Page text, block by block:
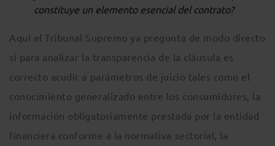
constituye un elemento esencial del contrato?
Aquí el Tribunal Supremo ya pregunta de modo directo
si para analizar la transparencia de la cláusula es
correcto acudir a parámetros de juicio tales como el
conocimiento generalizado entre los consumidores, la
información obligatoriamente prestada por la entidad
financiera conforme a la normativa sectorial, la